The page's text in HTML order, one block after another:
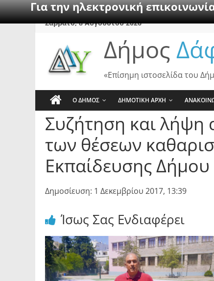
Για την ηλεκτρονική
SkipΣάββατο, 8 Αυγούστου 2026
Δήμος
«Επίσημη ιστοσελίδα του
Ο ΔΗΜΟΣ ΔΗΜΟΤΙΚΗ ΑΡΧΗ
Συζήτηση και λήψη
των θέσεων
Εκπαίδευσης
Δημοσίευση: 1 Δεκεμβρίου 2017, 13:39
Ίσως Σας Ενδιαφέρει